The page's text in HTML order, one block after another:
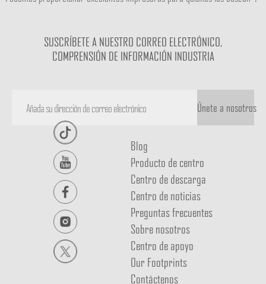
SUSCRÍBETE A NUESTRO CORREO ELECTRÓNICO,
COMPRENSIÓN DE INFORMACIÓN INDUSTRIA
Únete a nosotros
Blog
Producto de centro
Centro de descarga
Centro de noticias
Preguntas frecuentes
Sobre nosotros
Centro de apoyo
Our Footprints
Contáctenos